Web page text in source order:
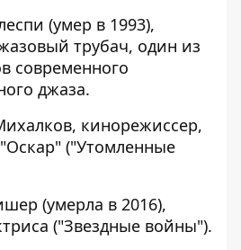
(умер в 1993),
трубач, один из
современного
джаза.
кинорежиссер,
("Утомленные
(умерла в 2016),
("Звездные войны").